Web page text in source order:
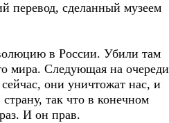
перевод, сделанный музеем
в России. Убили там
мира. Следующая на очереди
они уничтожат нас, и
так что в конечном
И он прав.